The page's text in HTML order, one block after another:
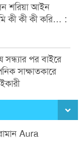
শরিয়া আইন
কী কী কী করি… :
পর বাইরে
সাক্ষাতকারে
Aura